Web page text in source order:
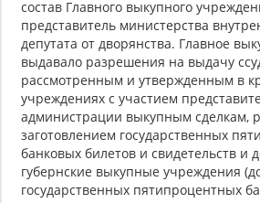
состав Главного выкупного
представитель министерства
депутата от дворянства. Главное
выдавало разрешения на выдачу
рассмотренным и утвержденным в
учреждениях с участием
администрации выкупным сделкам,
заготовлением государственных
банковых билетов и свидетельств и
губернские выкупные учреждения
государственных пятипроцентных